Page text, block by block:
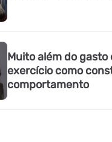
Muito além do
exercício como
comportamento